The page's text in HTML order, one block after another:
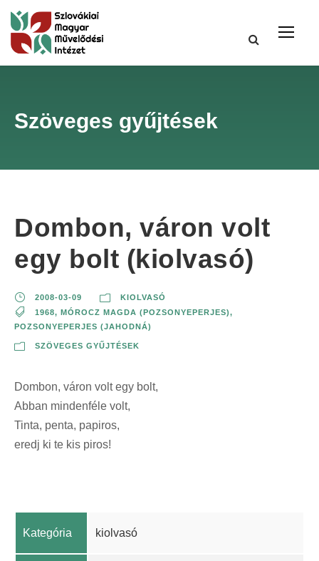
Szöveges gyűjtések
Dombon, váron volt
egy bolt (kiolvasó)
2008-03-09
KIOLVASÓ
1968, MÓROCZ MAGDA (POZSONYEPERJES),
POZSONYEPERJES (JAHODNÁ)
SZÖVEGES GYŰJTÉSEK
Dombon, váron volt egy bolt,
Abban mindenféle volt,
Tinta, penta, papiros,
eredj ki te kis piros!
Kategória kiolvasó